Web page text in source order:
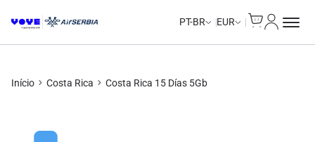
PT-BR EUR
Início Costa Rica Costa Rica 15 Días 5Gb